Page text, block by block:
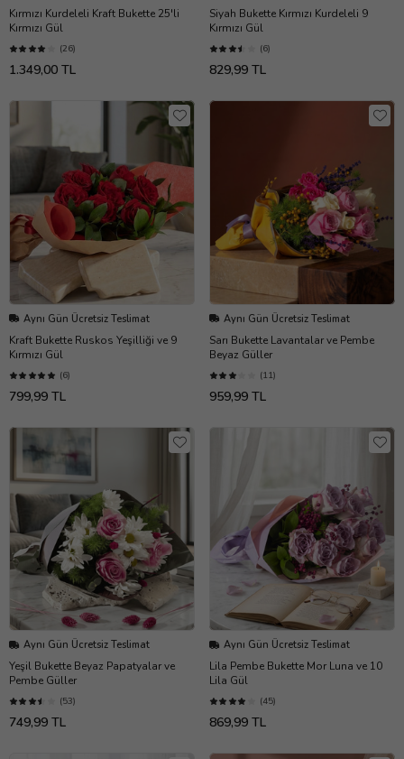
Kırmızı Kurdeleli Kraft Bukette 25'li
Kırmızı Gül
(26)
1.349,00 TL
Siyah Bukette Kırmızı Kurdeleli 9
Kırmızı Gül
(6)
829,99 TL
Aynı Gün Ücretsiz Teslimat
Kraft Bukette Ruskos Yeşilliği ve 9
Kırmızı Gül
(6)
799,99 TL
Aynı Gün Ücretsiz Teslimat
Sarı Bukette Lavantalar ve Pembe
Beyaz Güller
(11)
959,99 TL
Aynı Gün Ücretsiz Teslimat
Yeşil Bukette Beyaz Papatyalar ve
Pembe Güller
(53)
749,99 TL
Aynı Gün Ücretsiz Teslimat
Lila Pembe Bukette Mor Luna ve 10
Lila Gül
(45)
869,99 TL